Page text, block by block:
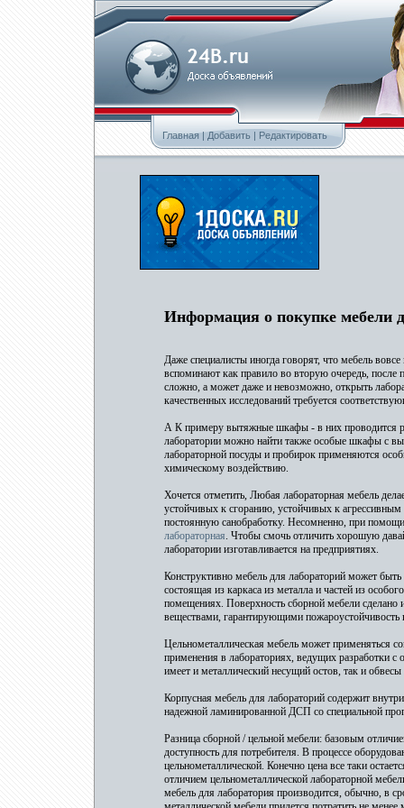
Главная|Добавить | Редактировать
Информация о покупке мебели
Даже специалисты иногда говорят, что мебель
вспоминают как правило во вторую очередь, после
сложно, а может даже и невозможно, открыть
качественных исследований требуется
А К примеру вытяжные шкафы - в них проводится
лаборатории можно найти также особые шкафы с
лабораторной посуды и пробирок применяются
химическому воздействию.
Хочется отметить, Любая лабораторная мебель
устойчивых к сгоранию, устойчивых к
постоянную санобработку. Несомненно, при
лабораторная. Чтобы смочь отличить хорошую
лаборатории изготавливается на предприятиях.
Конструктивно мебель для лабораторий может
состоящая из каркаса из металла и частей из
помещениях. Поверхность сборной мебели
веществами, гарантирующими пожароустойчивость
Цельнометаллическая мебель может применяться
применения в лабораториях, ведущих разработки с
имеет и металлический несущий остов, так и
Корпусная мебель для лабораторий содержит
надежной ламинированной ДСП со специальной
Разница сборной / цельной мебели: базовым
доступность для потребителя. В процессе
цельнометаллической. Конечно цена все таки
отличием цельнометаллической лабораторной
мебель для лаборатория производится, обычно, в